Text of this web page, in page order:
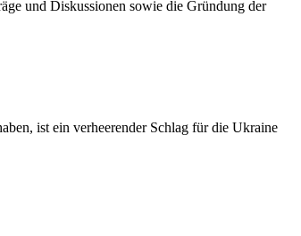
und Diskussionen sowie die Gründung der
ist ein verheerender Schlag für die Ukraine